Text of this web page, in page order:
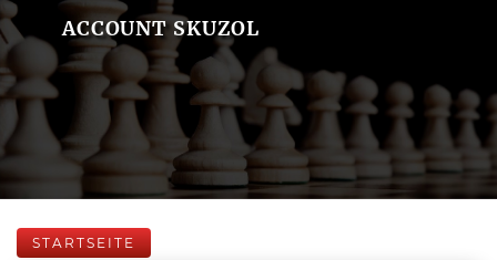
ACCOUNT SKUZOL
STARTSEITE